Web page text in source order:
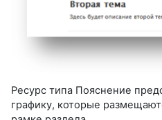
Ресурс типа Пояснение
графику, кото­рые